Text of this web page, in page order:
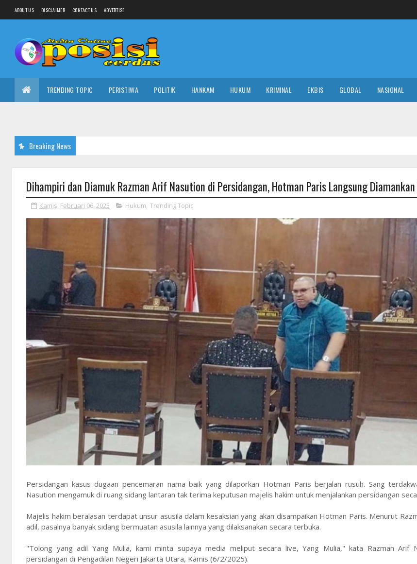
ABOUT US DISCLAIMER CONTACT US ADVERTISE
TRENDING TOPIC PERISTIWA POLITIK HANKAM HUKUM KRIMINAL EKBIS GLOBAL NASIONAL
Breaking News
Dihampiri dan Diamuk Razman Arif Nasution di Persidangan, Hotman Paris Langsung
Kamis, Februari 06, 2025 Hukum, Trending Topic
Persidangan kasus dugaan pencemaran nama baik yang dilaporkan Hotman Paris berjalan rusuh. Sang
Nasution mengamuk di ruang sidang lantaran tak terima keputusan majelis hakim untuk menjalankan persidangan
Majelis hakim beralasan terdapat unsur asusila dalam kesaksian yang akan disampaikan Hotman Paris. Menurut
adil, pasalnya banyak sidang bermuatan asusila lainnya yang dilaksanakan secara terbuka.
"Tolong yang adil Yang Mulia, kami minta supaya media meliput secara live, Yang Mulia," kata Razman Arif
persidangan di Pengadilan Negeri Jakarta Utara, Kamis (6/2/2025).